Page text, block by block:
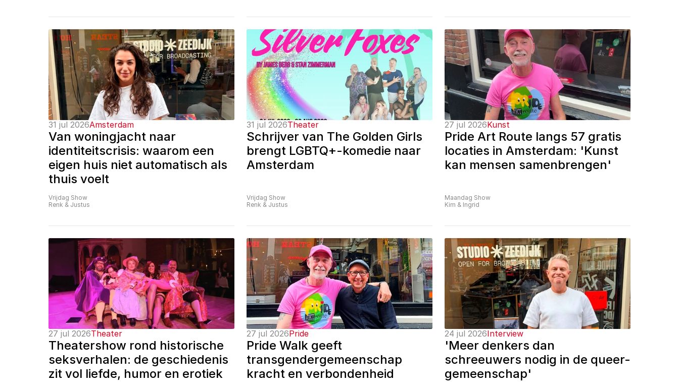
31 jul 2026Amsterdam
Van woningjacht naar
identiteitscrisis: waarom een
eigen huis niet automatisch als
thuis voelt
Vrijdag Show
Renk & Justus
31 jul 2026Theater
Schrijver van The Golden Girls
brengt LGBTQ+-komedie naar
Amsterdam
Vrijdag Show
Renk & Justus
27 jul 2026Kunst
Pride Art Route langs 57 gratis
locaties in Amsterdam: 'Kunst
kan mensen samenbrengen'
Maandag Show
Kim & Ingrid
27 jul 2026Theater
Theatershow rond historische
seksverhalen: de geschiedenis
zit vol liefde, humor en erotiek
27 jul 2026Pride
Pride Walk geeft
transgendergemeenschap
kracht en verbondenheid
24 jul 2026Interview
'Meer denkers dan
schreeuwers nodig in de queer-
gemeenschap'